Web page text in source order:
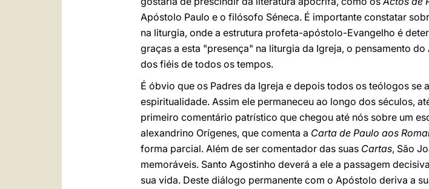
Apóstolo Paulo e o filósofo Séneca. É importante constatar
na liturgia, onde a estrutura profeta-apóstolo-Evangelho é
graças a esta "presença" na liturgia da Igreja, o pensamento
dos fiéis de todos os tempos.
É óbvio que os Padres da Igreja e depois todos os teólogos se
espiritualidade. Assim ele permaneceu ao longo dos séculos,
primeiro comentário patrístico que chegou até nós sobre um
alexandrino Orígenes, que comenta a Carta de Paulo aos
forma parcial. Além de ser comentador das suas Cartas, São
memoráveis. Santo Agostinho deverá a ele a passagem
sua vida. Deste diálogo permanente com o Apóstolo deriva a